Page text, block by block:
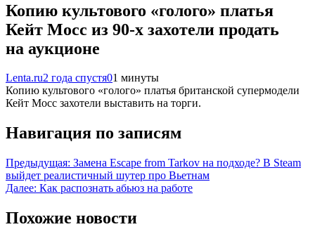
Копию культового «голого» платья
Кейт Мосс из 90-х захотели продать
на аукционе
Lenta.ru2 года спустя01 минуты
Копию культового «голого» платья британской супермодели
Кейт Мосс захотели выставить на торги.
Навигация по записям
Предыдущая: Замена Escape from Tarkov на подходе? В Steam
выйдет реалистичный шутер про Вьетнам
Далее: Как распознать абьюз на работе
Похожие новости